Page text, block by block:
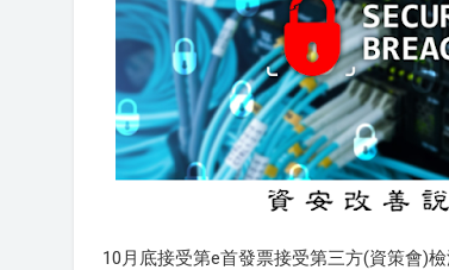
10月底接受第e首發票接受第三方(資策會)